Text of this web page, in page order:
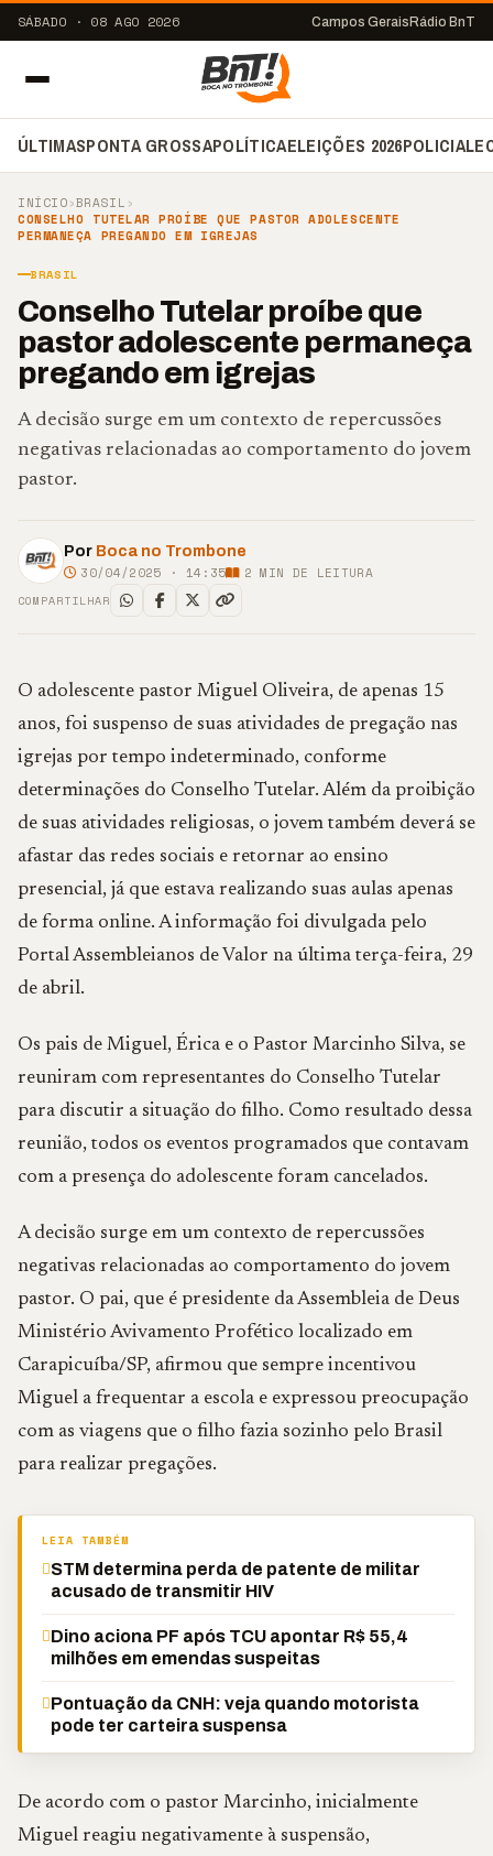
SÁBADO · 08 AGO 2026 Campos Gerais Rádio BnT
ÚLTIMASPONTA GROSSAPOLÍTICAELEIÇÕES 2026POLICIAL
INÍCIO›BRASIL ›
CONSELHO TUTELAR PROÍBE QUE PASTOR ADOLESCENTE
PERMANEÇA PREGANDO EM IGREJAS
BRASIL
Conselho Tutelar proíbe que
pastor adolescente permaneça
pregando em igrejas
A decisão surge em um contexto de repercussões
negativas relacionadas ao comportamento do jovem
pastor.
Por Boca no Trombone
30/04/2025 · 14:35 2 MIN DE LEITURA
COMPARTILHAR
O adolescente pastor Miguel Oliveira, de apenas 15
anos, foi suspenso de suas atividades de pregação nas
igrejas por tempo indeterminado, conforme
determinações do Conselho Tutelar. Além da proibição
de suas atividades religiosas, o jovem também deverá se
afastar das redes sociais e retornar ao ensino
presencial, já que estava realizando suas aulas apenas
de forma online. A informação foi divulgada pelo
Portal Assembleianos de Valor na última terça-feira, 29
de abril.
Os pais de Miguel, Érica e o Pastor Marcinho Silva, se
reuniram com representantes do Conselho Tutelar
para discutir a situação do filho. Como resultado dessa
reunião, todos os eventos programados que contavam
com a presença do adolescente foram cancelados.
A decisão surge em um contexto de repercussões
negativas relacionadas ao comportamento do jovem
pastor. O pai, que é presidente da Assembleia de Deus
Ministério Avivamento Profético localizado em
Carapicuíba/SP, afirmou que sempre incentivou
Miguel a frequentar a escola e expressou preocupação
com as viagens que o filho fazia sozinho pelo Brasil
para realizar pregações.
LEIA TAMBÉM
STM determina perda de patente de militar
acusado de transmitir HIV
Dino aciona PF após TCU apontar R$ 55,4
milhões em emendas suspeitas
Pontuação da CNH: veja quando motorista
pode ter carteira suspensa
De acordo com o pastor Marcinho, inicialmente
Miguel reagiu negativamente à suspensão,